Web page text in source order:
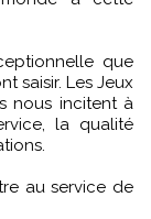
que
saisir. Les Jeux
nous incitent à
la qualité
au service de